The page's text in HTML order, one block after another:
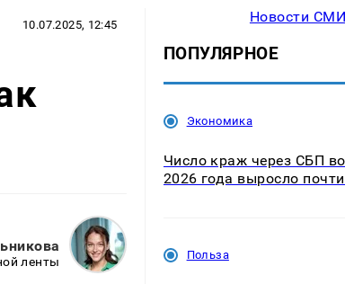
10.07.2025, 12:45
ленты
Новости
ПОПУЛЯРНОЕ
Экономика
Число краж через СБП
2026 года выросло
Польза